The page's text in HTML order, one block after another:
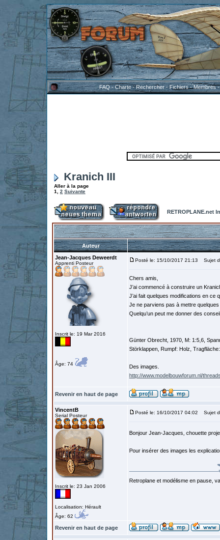
FAQ-Charte-Rechercher-Fichiers-Membres
Kranich III
Aller à la page
1
2 Suivante
RETROPLANE.net
Auteur
Jean-Jacques Deweerdt
Apprenti Posteur
Inscrit le: 19 Mar 2016
Âge: 74
Posté le: 15/10/2017 21:13 Sujet
Chers amis,
J’ai commencé à construire un
J’ai fait quelques modifications en ce
Je ne parviens pas à mettre
Quelqu’un peut me donner des
Günter Obrecht, 1970, M: 1:5,6,
Störklappen, Rumpf: Holz,
Des images.
http://www.modelbouwforum.nl/
Revenir en haut de page
VincentB
Serial Posteur
Inscrit le: 23 Jan 2006
Localisation: Hérault
Âge: 62
Posté le: 16/10/2017 04:02 Sujet
Bonjour Jean-Jacques, chouette
Pour insérer des images les
Retroplane et modélisme en pause,
Revenir en haut de page